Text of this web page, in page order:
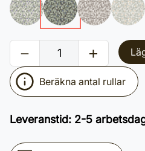
Beräkna antal rullar
Leveranstid: 2-5